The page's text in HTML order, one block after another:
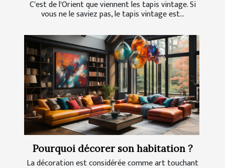
C'est de l'Orient que viennent les tapis vintage. Si
vous ne le saviez pas, le tapis vintage est...
Pourquoi décorer son habitation ?
La décoration est considérée comme art touchant